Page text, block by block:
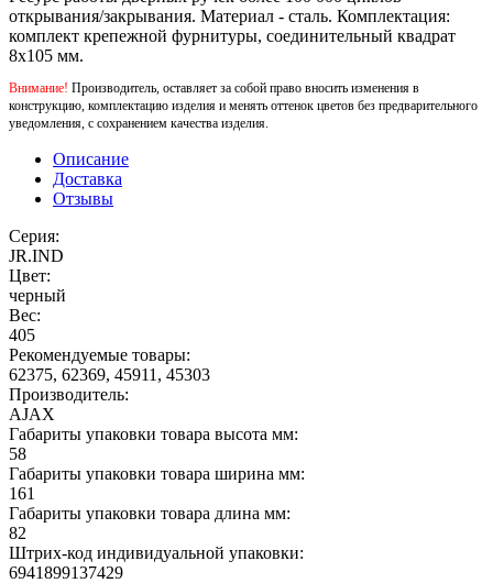
открывания/закрывания. Материал - сталь. Комплектация:
комплект крепежной фурнитуры, соединительный квадрат
8x105 мм.
Внимание! Производитель, оставляет за собой право вносить изменения в
конструкцию, комплектацию изделия и менять оттенок цветов без предварительного
уведомления, с сохранением качества изделия.
Описание
Доставка
Отзывы
Серия:
JR.IND
Цвет:
черный
Вес:
405
Рекомендуемые товары:
62375, 62369, 45911, 45303
Производитель:
AJAX
Габариты упаковки товара высота мм:
58
Габариты упаковки товара ширина мм:
161
Габариты упаковки товара длина мм:
82
Штрих-код индивидуальной упаковки:
6941899137429